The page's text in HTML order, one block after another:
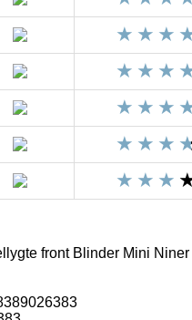
front Blinder Mini